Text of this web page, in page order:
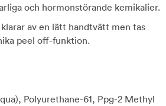
och hormonstörande kemikalier.
klarar av en lätt handtvätt men tas
peel off-funktion.
Polyurethane-61, Ppg-2 Methyl